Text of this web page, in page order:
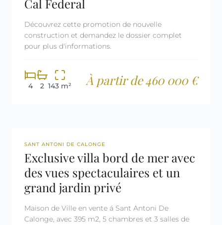
Cal Federal
Découvrez cette promotion de nouvelle
construction et demandez le dossier complet
pour plus d'informations.
4 2 143 m² À partir de 460 000 €
REF: 2500
SANT ANTONI DE CALONGE
Exclusive villa bord de mer avec
des vues spectaculaires et un
grand jardin privé
Maison de Ville en vente á Sant Antoni De
Calonge, avec 395 m2, 5 chambres et 3 salles de